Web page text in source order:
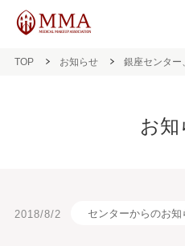
TOP お知らせ 銀座センター
お知
2018/8/2 センターからのお知